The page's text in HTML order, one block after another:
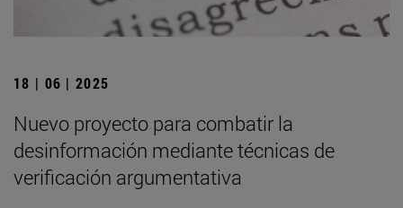
18 | 06 | 2025
Nuevo proyecto para combatir la
desinformación mediante técnicas de
verificación argumentativa